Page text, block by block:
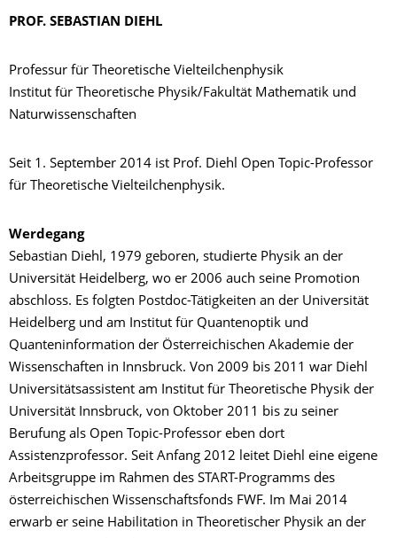
PROF. SEBASTIAN DIEHL
Professur für Theoretische Vielteilchenphysik
Institut für Theoretische Physik/Fakultät Mathematik und
Naturwissenschaften
Seit 1. September 2014 ist Prof. Diehl Open Topic-Professor
für Theoretische Vielteilchenphysik.
Werdegang
Sebastian Diehl, 1979 geboren, studierte Physik an der
Universität Heidelberg, wo er 2006 auch seine Promotion
abschloss. Es folgten Postdoc-Tätigkeiten an der Universität
Heidelberg und am Institut für Quantenoptik und
Quanteninformation der Österreichischen Akademie der
Wissenschaften in Innsbruck. Von 2009 bis 2011 war Diehl
Universitätsassistent am Institut für Theoretische Physik der
Universität Innsbruck, von Oktober 2011 bis zu seiner
Berufung als Open Topic-Professor eben dort
Assistenzprofessor. Seit Anfang 2012 leitet Diehl eine eigene
Arbeitsgruppe im Rahmen des START-Programms des
österreichischen Wissenschaftsfonds FWF. Im Mai 2014
erwarb er seine Habilitation in Theoretischer Physik an der